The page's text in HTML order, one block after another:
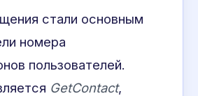
стали основным
номера
пользователей.
GetContact,